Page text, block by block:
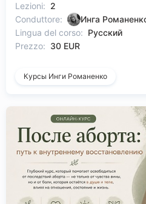
Lezioni: 2
Conduttore:
Инга
Lingua del corso: Русский
Prezzo: 30 EUR
Курсы Инги Романенко